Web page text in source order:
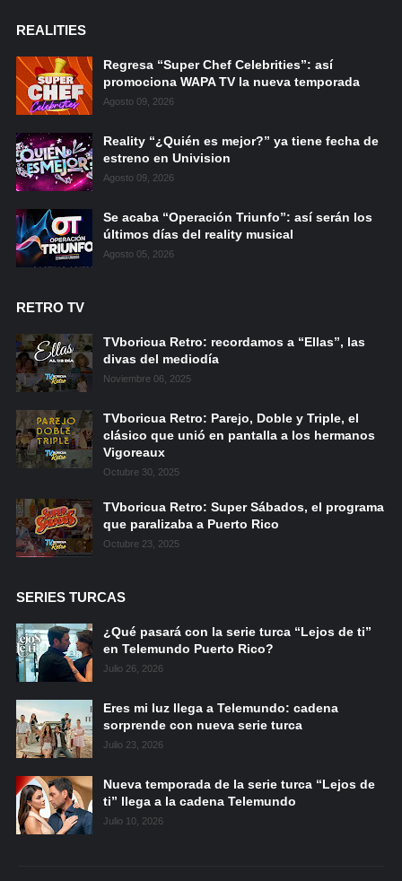
REALITIES
Regresa “Super Chef Celebrities”: así
promociona WAPA TV la nueva temporada
Agosto 09, 2026
Reality “¿Quién es mejor?” ya tiene fecha de
estreno en Univision
Agosto 09, 2026
Se acaba “Operación Triunfo”: así serán los
últimos días del reality musical
Agosto 05, 2026
RETRO TV
TVboricua Retro: recordamos a “Ellas”, las
divas del mediodía
Noviembre 06, 2025
TVboricua Retro: Parejo, Doble y Triple, el
clásico que unió en pantalla a los hermanos
Vigoreaux
Octubre 30, 2025
TVboricua Retro: Super Sábados, el programa
que paralizaba a Puerto Rico
Octubre 23, 2025
SERIES TURCAS
¿Qué pasará con la serie turca “Lejos de ti”
en Telemundo Puerto Rico?
Julio 26, 2026
Eres mi luz llega a Telemundo: cadena
sorprende con nueva serie turca
Julio 23, 2026
Nueva temporada de la serie turca “Lejos de
ti” llega a la cadena Telemundo
Julio 10, 2026